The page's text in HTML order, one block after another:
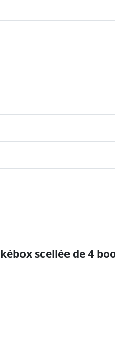
scellée de 4